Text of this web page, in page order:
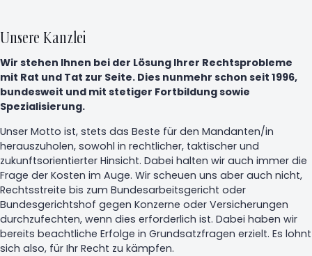
Unsere Kanzlei
Wir stehen Ihnen bei der Lösung Ihrer Rechtsprobleme
mit Rat und Tat zur Seite. Dies nunmehr schon seit 1996,
bundesweit und mit stetiger Fortbildung sowie
Spezialisierung.
Unser Motto ist, stets das Beste für den Mandanten/in
herauszuholen, sowohl in rechtlicher, taktischer und
zukunftsorientierter Hinsicht. Dabei halten wir auch immer die
Frage der Kosten im Auge. Wir scheuen uns aber auch nicht,
Rechtsstreite bis zum Bundesarbeitsgericht oder
Bundesgerichtshof gegen Konzerne oder Versicherungen
durchzufechten, wenn dies erforderlich ist. Dabei haben wir
bereits beachtliche Erfolge in Grundsatzfragen erzielt. Es lohnt
sich also, für Ihr Recht zu kämpfen.